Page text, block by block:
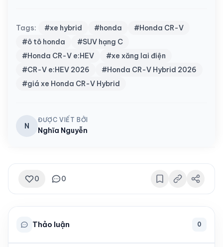
Tags: #xe hybrid #honda
#Honda CR-V
#ô tô honda
#SUV hạng C
#Honda CR-V e:HEV
#xe xăng lai điện
#CR-V e:HEV 2026
#Honda CR-V Hybrid 2026
#giá xe Honda CR-V Hybrid
N
ĐƯỢC VIẾT BỞI
Nghĩa Nguyễn
0 0
Thảo luận 0